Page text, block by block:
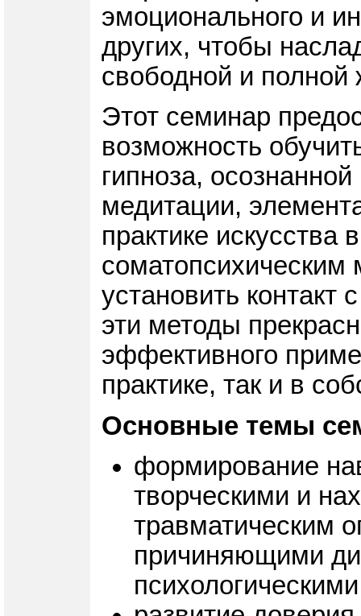
эмоционального и
других, чтобы
свободной и полной
Этот семинар
возможность
гипноза,
медитации,
практике искусства
установить
эти методы
эффективного
практике, так и в
Основные темы
формирование
творческими и
травматическим
причиняющими